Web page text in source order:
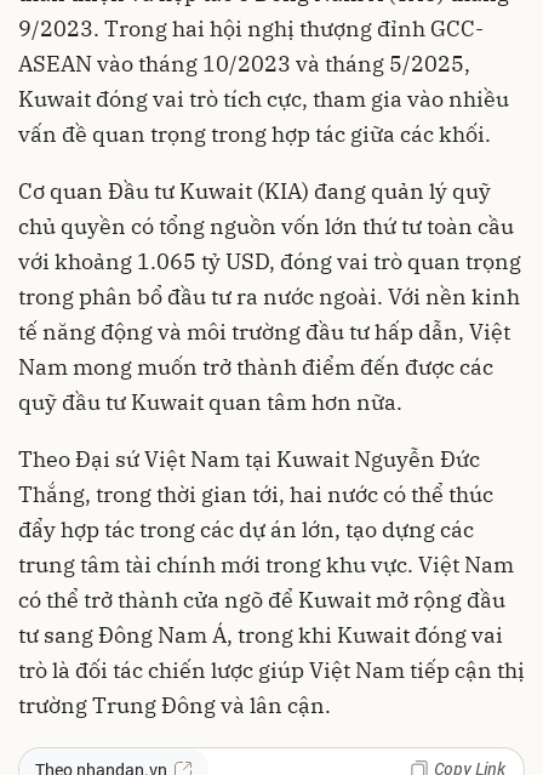
9/2023. Trong hai hội nghị thượng đỉnh GCC-
ASEAN vào tháng 10/2023 và tháng 5/2025,
Kuwait đóng vai trò tích cực, tham gia vào nhiều
vấn đề quan trọng trong hợp tác giữa các khối.
Cơ quan Đầu tư Kuwait (KIA) đang quản lý quỹ
chủ quyền có tổng nguồn vốn lớn thứ tư toàn cầu
với khoảng 1.065 tỷ USD, đóng vai trò quan trọng
trong phân bổ đầu tư ra nước ngoài. Với nền kinh
tế năng động và môi trường đầu tư hấp dẫn, Việt
Nam mong muốn trở thành điểm đến được các
quỹ đầu tư Kuwait quan tâm hơn nữa.
Theo Đại sứ Việt Nam tại Kuwait Nguyễn Đức
Thắng, trong thời gian tới, hai nước có thể thúc
đẩy hợp tác trong các dự án lớn, tạo dựng các
trung tâm tài chính mới trong khu vực. Việt Nam
có thể trở thành cửa ngõ để Kuwait mở rộng đầu
tư sang Đông Nam Á, trong khi Kuwait đóng vai
trò là đối tác chiến lược giúp Việt Nam tiếp cận thị
trường Trung Đông và lân cận.
Theo nhandan.vn Copy Link